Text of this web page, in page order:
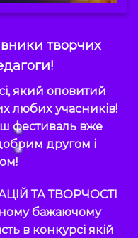
творчих
який оповитий
любих учасників!
фестиваль вже
другом і
ТА ТВОРЧОСТІ
бажаючому
в конкурсі якій